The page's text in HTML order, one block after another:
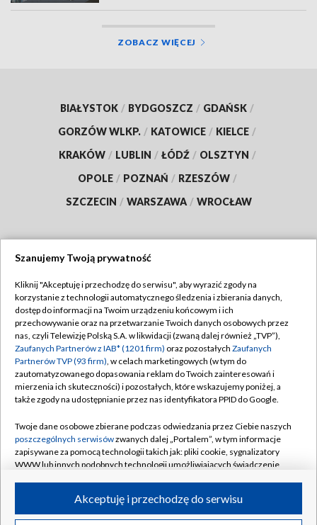
ZOBACZ WIĘCEJ
BIAŁYSTOK / BYDGOSZCZ / GDAŃSK /
GORZÓW WLKP. / KATOWICE / KIELCE /
KRAKÓW / LUBLIN / ŁÓDŹ / OLSZTYN /
OPOLE / POZNAŃ / RZESZÓW /
SZCZECIN / WARSZAWA / WROCŁAW
TVP
Abonament TVP
Emisja w TVP
Centrum informacji TVP
Naziemna Telewizja Cyfrowa
Rada Programowa
System NOS
Informacje o nadawcy
Program dla prasy
Regulamin TVP
Polityka prywatności
Moje zgody
Pomoc
Kontakt
Kanały
©2026 Telewizja Polska S.A. w likwidacji
Szanujemy Twoją prywatność
Kliknij "Akceptuję i przechodzę do serwisu", aby wyrazić zgody na
korzystanie z technologii automatycznego śledzenia i zbierania danych,
dostęp do informacji na Twoim urządzeniu końcowym i ich
przechowywanie oraz na przetwarzanie Twoich danych osobowych przez
nas, czyli Telewizję Polską S.A. w likwidacji (zwaną dalej również „TVP”),
Zaufanych Partnerów z IAB* (1201 firm) oraz pozostałych Zaufanych
Partnerów TVP (93 firm), w celach marketingowych (w tym do
zautomatyzowanego dopasowania reklam do Twoich zainteresowań i
mierzenia ich skuteczności) i pozostałych, które wskazujemy poniżej, a
także zgody na udostępnianie przez nas identyfikatora PPID do Google.
Twoje dane osobowe zbierane podczas odwiedzania przez Ciebie naszych
poszczególnych serwisówzwanych dalej „Portalem”, w tym informacje
zapisywane za pomocą technologii takich jak: pliki cookie, sygnalizatory
WWW lub innych podobnych technologii umożliwiających świadczenie
ruchu w Internecie.Akceptuję i przechodzę do serwisu